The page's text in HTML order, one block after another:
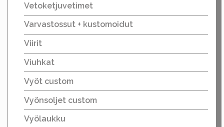
Vetoketjuvetimet
Varvastossut + kustomoidut
Viirit
Viuhkat
Vyöt custom
Vyönsoljet custom
Vyölaukku